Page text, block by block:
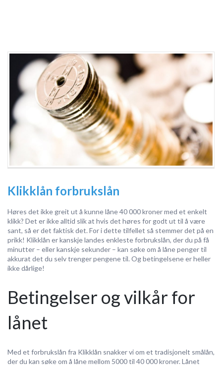
Klikklån forbrukslån
Høres det ikke greit ut å kunne låne 40 000 kroner med et enkelt
klikk? Det er ikke alltid slik at hvis det høres for godt ut til å være
sant, så er det faktisk det. For i dette tilfellet så stemmer det på en
prikk! Klikklån er kanskje landes enkleste forbrukslån, der du på få
minutter – eller kanskje sekunder – kan søke om å låne penger til
akkurat det du selv trenger pengene til. Og betingelsene er heller
ikke dårlige!
Betingelser og vilkår for
lånet
Med et forbrukslån fra Klikklån snakker vi om et tradisjonelt smålån,
der du kan søke om å låne mellom 5000 til 40 000 kroner. Lånet